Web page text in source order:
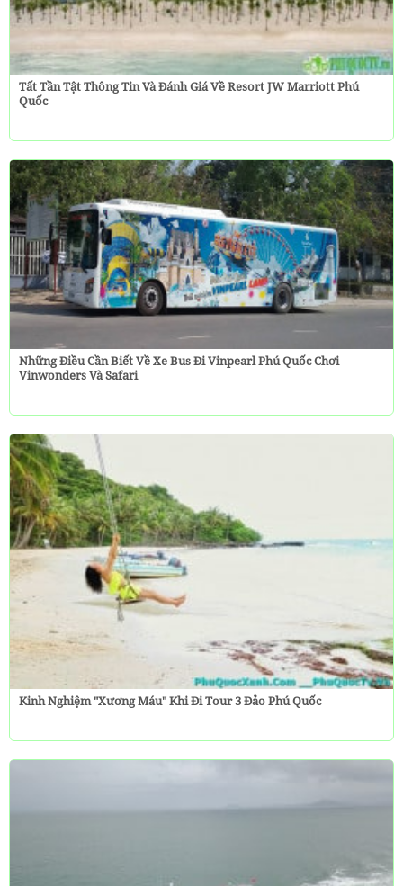
Tất Tần Tật Thông Tin Và Đánh Giá Về Resort JW Marriott Phú
Quốc
Những Điều Cần Biết Về Xe Bus Đi Vinpearl Phú Quốc Chơi
Vinwonders Và Safari
Kinh Nghiệm "Xương Máu" Khi Đi Tour 3 Đảo Phú Quốc